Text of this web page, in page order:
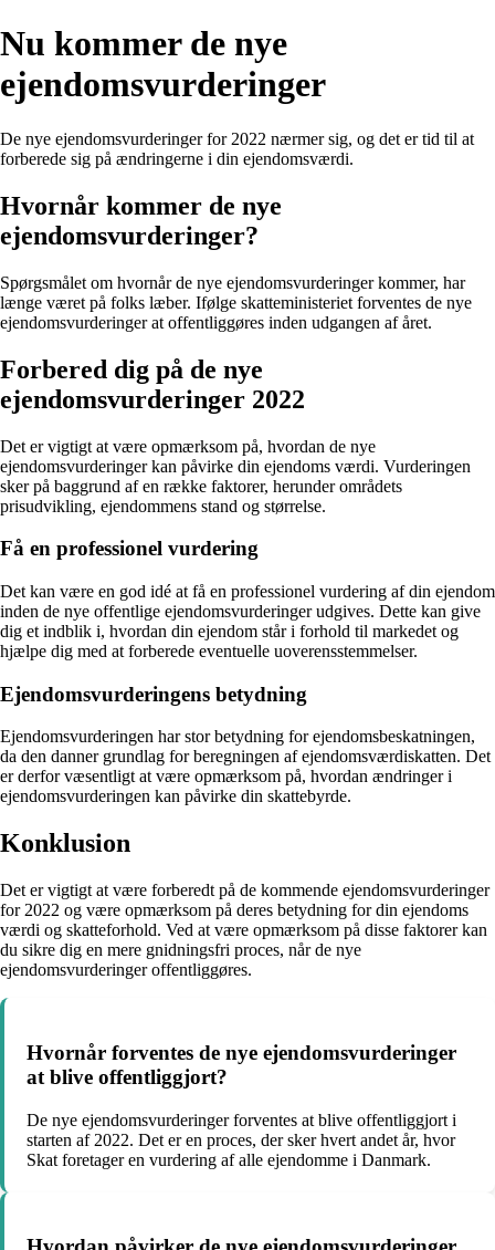
Nu kommer de nye
ejendomsvurderinger
De nye ejendomsvurderinger for 2022 nærmer sig, og det er tid til at
forberede sig på ændringerne i din ejendomsværdi.
Hvornår kommer de nye
ejendomsvurderinger?
Spørgsmålet om hvornår de nye ejendomsvurderinger kommer, har
længe været på folks læber. Ifølge skatteministeriet forventes de nye
ejendomsvurderinger at offentliggøres inden udgangen af året.
Forbered dig på de nye
ejendomsvurderinger 2022
Det er vigtigt at være opmærksom på, hvordan de nye
ejendomsvurderinger kan påvirke din ejendoms værdi. Vurderingen
sker på baggrund af en række faktorer, herunder områdets
prisudvikling, ejendommens stand og størrelse.
Få en professionel vurdering
Det kan være en god idé at få en professionel vurdering af din ejendom
inden de nye offentlige ejendomsvurderinger udgives. Dette kan give
dig et indblik i, hvordan din ejendom står i forhold til markedet og
hjælpe dig med at forberede eventuelle uoverensstemmelser.
Ejendomsvurderingens betydning
Ejendomsvurderingen har stor betydning for ejendomsbeskatningen,
da den danner grundlag for beregningen af ejendomsværdiskatten. Det
er derfor væsentligt at være opmærksom på, hvordan ændringer i
ejendomsvurderingen kan påvirke din skattebyrde.
Konklusion
Det er vigtigt at være forberedt på de kommende ejendomsvurderinger
for 2022 og være opmærksom på deres betydning for din ejendoms
værdi og skatteforhold. Ved at være opmærksom på disse faktorer kan
du sikre dig en mere gnidningsfri proces, når de nye
ejendomsvurderinger offentliggøres.
Hvornår forventes de nye ejendomsvurderinger
at blive offentliggjort?
De nye ejendomsvurderinger forventes at blive offentliggjort i
starten af 2022. Det er en proces, der sker hvert andet år, hvor
Skat foretager en vurdering af alle ejendomme i Danmark.